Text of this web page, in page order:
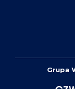
Grupa